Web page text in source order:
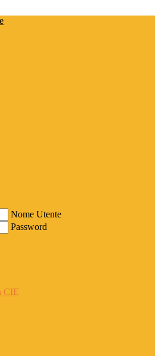
Nome Utente
Password
CIE